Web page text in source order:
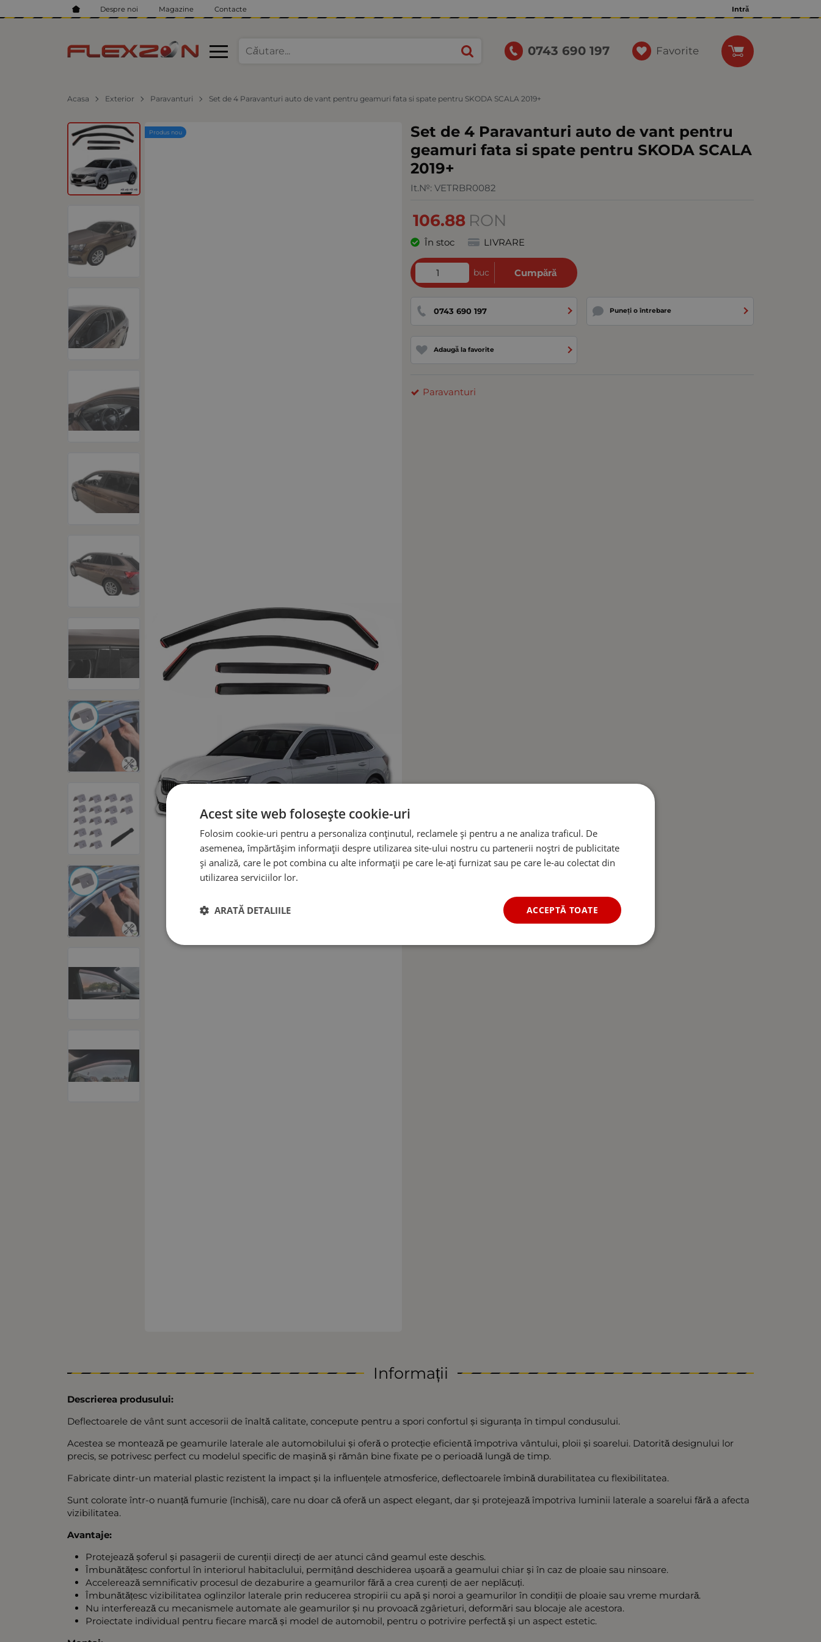
Despre noi Magazine Contacte Intră
0743 690 197 Favorite
Acasa Exterior Paravanturi Set de 4 Paravanturi auto de vant pentru geamuri fata si spate pentru SKODA SCALA 2019+
Set de 4 Paravanturi auto de vant pentru
geamuri fata si spate pentru SKODA SCALA
2019+
It.№: VETRBR0082
Produs nou
106.88 RON
În stoc LIVRARE
buc Cumpără
0743 690 197 Puneți o întrebare
Adaugă la favorite
Paravanturi
Informații
Descrierea produsului:
Deflectoarele de vânt sunt accesorii de înaltă calitate, concepute pentru a spori confortul și siguranța în timpul condusului.
Acestea se montează pe geamurile laterale ale automobilului și oferă o protecție eficientă împotriva vântului, ploii și soarelui. Datorită designului lor
precis, se potrivesc perfect cu modelul specific de mașină și rămân bine fixate pe o perioadă lungă de timp.
Fabricate dintr-un material plastic rezistent la impact și la influențele atmosferice, deflectoarele îmbină durabilitatea cu flexibilitatea.
Sunt colorate într-o nuanță fumurie (închisă), care nu doar că oferă un aspect elegant, dar și protejează împotriva luminii laterale a soarelui fără a afecta
vizibilitatea.
Avantaje:
Protejează șoferul și pasagerii de curenții direcți de aer atunci când geamul este deschis.
Îmbunătățesc confortul în interiorul habitaclului, permițând deschiderea ușoară a geamului chiar și în caz de ploaie sau ninsoare.
Accelerează semnificativ procesul de dezaburire a geamurilor fără a crea curenți de aer neplăcuți.
Îmbunătățesc vizibilitatea oglinzilor laterale prin reducerea stropirii cu apă și noroi a geamurilor în condiții de ploaie sau vreme murdară.
Nu interferează cu mecanismele automate ale geamurilor și nu provoacă zgârieturi, deformări sau blocaje ale acestora.
Proiectate individual pentru fiecare marcă și model de automobil, pentru o potrivire perfectă și un aspect estetic.
Acest site web folosește cookie-uri
Folosim cookie-uri pentru a personaliza conținutul, reclamele și pentru a ne analiza traficul. De
asemenea, împărtășim informații despre utilizarea site-ului nostru cu partenerii noștri de publicitate
și analiză, care le pot combina cu alte informații pe care le-ați furnizat sau pe care le-au colectat din
utilizarea serviciilor lor.
ACCEPTĂ TOATE
ARATĂ DETALIILE